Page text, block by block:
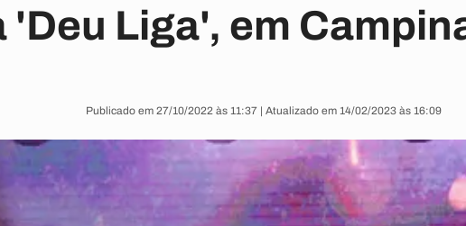
'Deu Liga', em
Publicado em 27/10/2022 às 11:37 | Atualizado em 14/02/2023 às 16:09